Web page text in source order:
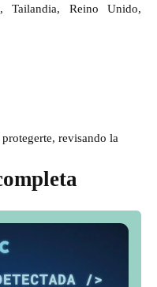
Tailandia, Reino Unido,
revisando la